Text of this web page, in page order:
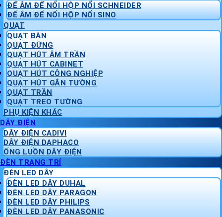
ĐẾ ÂM ĐẾ NỔI HỘP NỔI SCHNEIDER
ĐẾ ÂM ĐẾ NỔI HỘP NỔI SINO
QUẠT
QUẠT BÀN
QUẠT ĐỨNG
QUẠT HÚT ÂM TRẦN
QUẠT HÚT CABINET
QUẠT HÚT CÔNG NGHIỆP
QUẠT HÚT GẮN TƯỜNG
QUẠT TRẦN
QUẠT TREO TƯỜNG
PHỤ KIỆN KHÁC
DÂY ĐIỆN
DÂY ĐIỆN CADIVI
DÂY ĐIỆN DAPHACO
ỐNG LUỒN DÂY ĐIỆN
ĐÈN TRANG TRÍ
ĐÈN LED DÂY
ĐÈN LED DÂY DUHAL
ĐÈN LED DÂY PARAGON
ĐÈN LED DÂY PHILIPS
ĐÈN LED DÂY PANASONIC